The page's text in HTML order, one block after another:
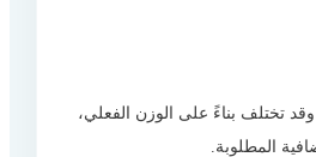
وقد تختلف بناءً على الوزن الفعلي،
المطلوبة.